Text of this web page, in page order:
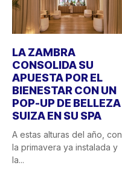
LA ZAMBRA
CONSOLIDA SU
APUESTA POR EL
BIENESTAR CON UN
POP-UP DE BELLEZA
SUIZA EN SU SPA
A estas alturas del año, con
la primavera ya instalada y
la...